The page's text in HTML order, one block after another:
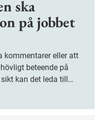
ska
på jobbet
kommentarer eller att
beteende på
kan det leda till